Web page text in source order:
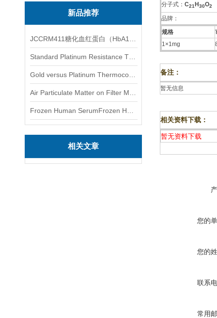
新品推荐
相关文章
分子式： C21H 30O2
品牌：
规格
1×1mg
备注：
暂无信息
相关资料下载：
暂无资料下载
您的
您的
联系
常用